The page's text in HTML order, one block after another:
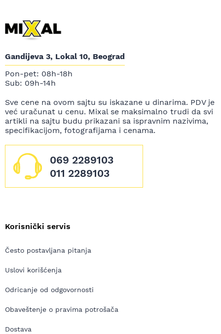
Gandijeva 3, Lokal 10, Beograd
Pon-pet: 08h-18h
Sub: 09h-14h
Sve cene na ovom sajtu su iskazane u dinarima. PDV je
već uračunat u cenu. Mixal se maksimalno trudi da svi
artikli na sajtu budu prikazani sa ispravnim nazivima,
specifikacijom, fotografijama i cenama.
069 2289103
011 2289103
Korisnički servis
Često postavljana pitanja
Uslovi korišćenja
Odricanje od odgovornosti
Obaveštenje o pravima potrošača
Dostava